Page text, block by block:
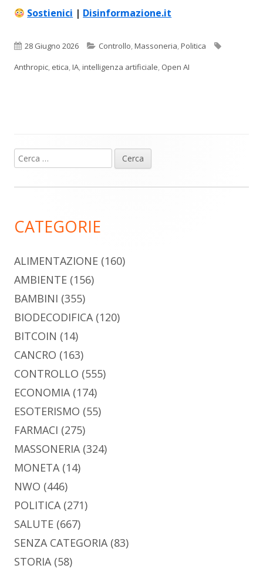
Sostienici | Disinformazione.it
Pubblicato
28 Giugno 2026 Categorie
Controllo,Massoneria,Politica
Anthropic, etica,IA,intelligenza artificiale, Open AI
Barra
laterale
Ricerca
per:
CATEGORIE
ALIMENTAZIONE (160)
AMBIENTE (156)
BAMBINI (355)
BIODECODIFICA (120)
BITCOIN (14)
CANCRO (163)
CONTROLLO (555)
ECONOMIA (174)
ESOTERISMO (55)
FARMACI (275)
MASSONERIA (324)
MONETA (14)
NWO (446)
POLITICA (271)
SALUTE (667)
SENZA CATEGORIA (83)
STORIA (58)